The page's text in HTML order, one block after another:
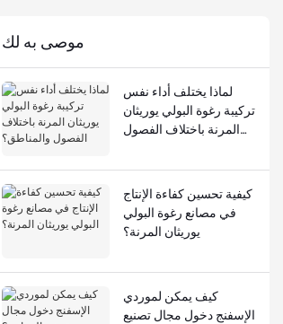
موصى به لك
لماذا يختلف أداء نفس
تركيبة رغوة البولي يوريثان
المرنة باختلاف الفصول
كيفية تحسين كفاءة الإنتاج
في مصانع رغوة البولي
يوريثان المرنة؟
كيف يمكن لموردي
الإسفنج دخول مجال تصنيع